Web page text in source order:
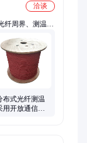
洽谈
纤周界、测温光
、光电弧光、结
桥梁、无线测
、结构应力、光
布式光纤测温
用开放通信协